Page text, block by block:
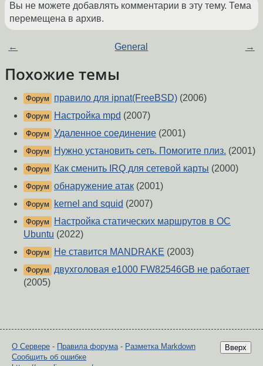
Вы не можете добавлять комментарии в эту тему. Тема
перемещена в архив.
← General →
Похожие темы
Форум правило для ipnat(FreeBSD) (2006)
Форум Настройка mpd (2007)
Форум Удаленное соединение (2001)
Форум Нужно установить сеть. Помогите плиз. (2001)
Форум Как сменить IRQ для сетевой карты (2000)
Форум обнаружение атак (2001)
Форум kernel and squid (2007)
Форум
Настройка статических маршрутов в ОС
Ubuntu (2022)
Форум Не ставится MANDRAKE (2003)
Форум
двухголовая e1000 FW82546GB не работает
(2005)
Вверх
О Сервере - Правила форума - Разметка Markdown
Сообщить об ошибке